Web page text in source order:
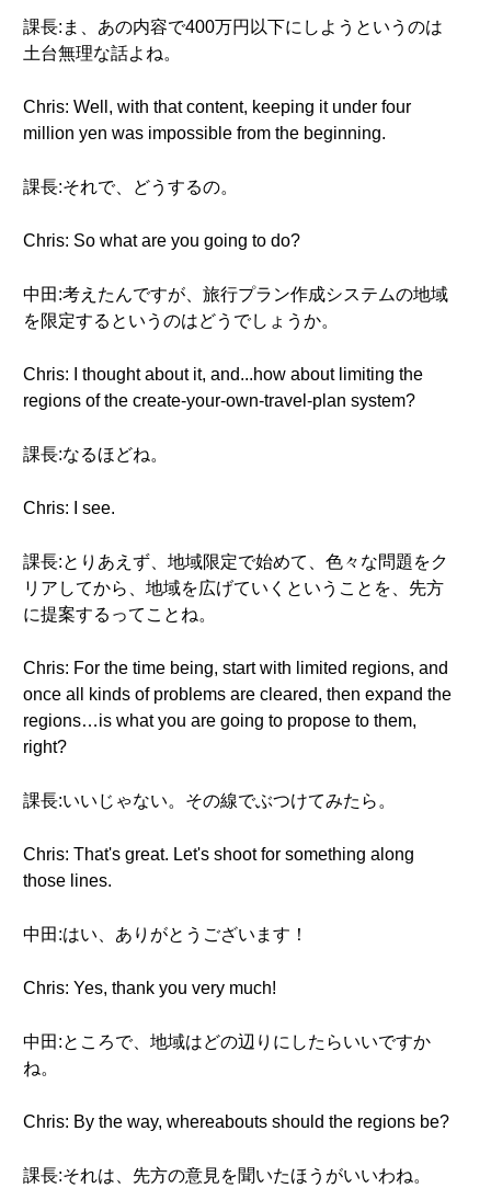
課長:ま、あの内容で400万円以下にしようというのは
土台無理な話よね。
Chris: Well, with that content, keeping it under four
million yen was impossible from the beginning.
課長:それで、どうするの。
Chris: So what are you going to do?
中田:考えたんですが、旅行プラン作成システムの地域
を限定するというのはどうでしょうか。
Chris: I thought about it, and...how about limiting the
regions of the create-your-own-travel-plan system?
課長:なるほどね。
Chris: I see.
課長:とりあえず、地域限定で始めて、色々な問題をク
リアしてから、地域を広げていくということを、先方
に提案するってことね。
Chris: For the time being, start with limited regions, and
once all kinds of problems are cleared, then expand the
regions…is what you are going to propose to them,
right?
課長:いいじゃない。その線でぶつけてみたら。
Chris: That's great. Let's shoot for something along
those lines.
中田:はい、ありがとうございます！
Chris: Yes, thank you very much!
中田:ところで、地域はどの辺りにしたらいいですか
ね。
Chris: By the way, whereabouts should the regions be?
課長:それは、先方の意見を聞いたほうがいいわね。